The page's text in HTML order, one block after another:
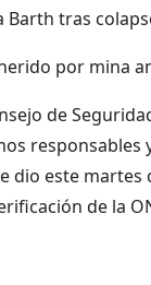
Barth tras
por mina
de
dio este
de la